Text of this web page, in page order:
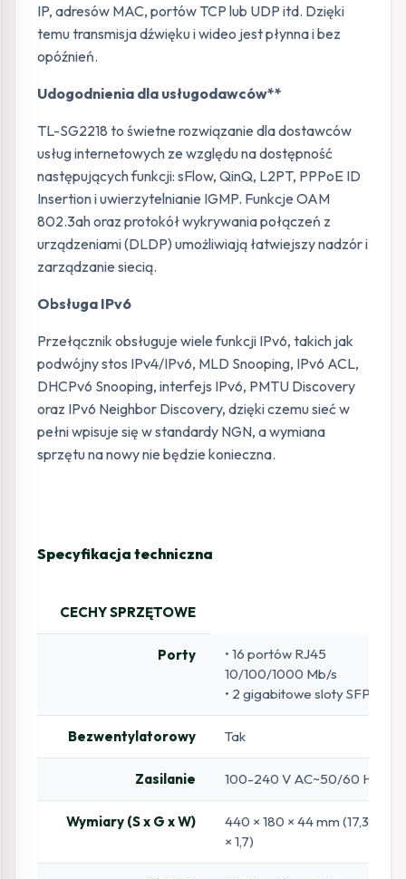
IP, adresów MAC, portów TCP lub UDP itd. Dzięki
temu transmisja dźwięku i wideo jest płynna i bez
opóźnień.
Udogodnienia dla usługodawców**
TL-SG2218 to świetne rozwiązanie dla dostawców
usług internetowych ze względu na dostępność
następujących funkcji: sFlow, QinQ, L2PT, PPPoE ID
Insertion i uwierzytelnianie IGMP. Funkcje OAM
802.3ah oraz protokół wykrywania połączeń z
urządzeniami (DLDP) umożliwiają łatwiejszy nadzór i
zarządzanie siecią.
Obsługa IPv6
Przełącznik obsługuje wiele funkcji IPv6, takich jak
podwójny stos IPv4/IPv6, MLD Snooping, IPv6 ACL,
DHCPv6 Snooping, interfejs IPv6, PMTU Discovery
oraz IPv6 Neighbor Discovery, dzięki czemu sieć w
pełni wpisuje się w standardy NGN, a wymiana
sprzętu na nowy nie będzie konieczna.
Specyfikacja techniczna
CECHY SPRZĘTOWE
Porty
• 16 portów RJ45
10/100/1000 Mb/s
• 2 gigabitowe sloty SFP
Bezwentylatorowy Tak
Zasilanie 100-240 V AC~50/60 Hz
Wymiary (S x G x W)
440 × 180 × 44 mm (17,3 × 7,1
× 1,7)